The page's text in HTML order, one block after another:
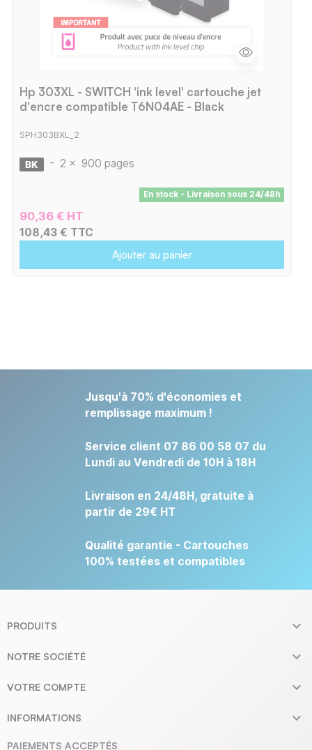
Hp 303XL - SWITCH 'ink level' cartouche jet
d'encre compatible T6N04AE - Black
SPH303BXL_2
- 2 x 900 pages
En stock - Livraison sous 24/48h
90,36 € HT
108,43 € TTC
Ajouter au panier
Jusqu'à 70% d'économies et
remplissage maximum !
Service client 07 86 00 58 07 du
Lundi au Vendredi de 10H à 18H
Livraison en 24/48H, gratuite à
partir de 29€ HT
Qualité garantie - Cartouches
100% testées et compatibles
PRODUITS 
NOTRE SOCIÉTÉ 
VOTRE COMPTE 
INFORMATIONS 
PAIEMENTS ACCEPTÉS